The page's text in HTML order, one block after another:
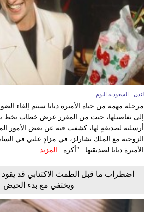
لندن - السعوديه اليوم
مرحلة مهمة من حياة الأميرة ديانا سيتم إلقاء
إلى تفاصيلها، حيث من المقرر عرض خطاب بخط يد
أرسلته لصديقةٍ لها، كشفت فيه عن بعض الأمور
الزوجية مع الملك تشارلز، في مزادٍ علني في
الأميرة ديانا لصديقتها.. "أكره...
المزيد
اضطراب ما قبل الطمث الاكتئابي قد يقود
ويختفي مع بدء الحيض